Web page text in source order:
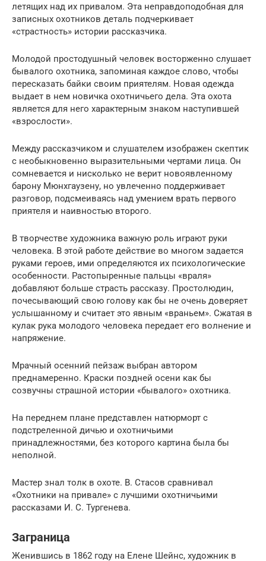
летящих над их привалом. Эта неправдоподобная для
записных охотников деталь подчеркивает
«страстность» истории рассказчика.
Молодой простодушный человек восторженно слушает
бывалого охотника, запоминая каждое слово, чтобы
пересказать байки своим приятелям. Новая одежда
выдает в нем новичка охотничьего дела. Эта охота
является для него характерным знаком наступившей
«взрослости».
Между рассказчиком и слушателем изображен скептик
с необыкновенно выразительными чертами лица. Он
сомневается и нисколько не верит новоявленному
барону Мюнхгаузену, но увлеченно поддерживает
разговор, подсмеиваясь над умением врать первого
приятеля и наивностью второго.
В творчестве художника важную роль играют руки
человека. В этой работе действие во многом задается
руками героев, ими определяются их психологические
особенности. Растопыренные пальцы «враля»
добавляют больше страсть рассказу. Простолюдин,
почесывающий свою голову как бы не очень доверяет
услышанному и считает это явным «враньем». Сжатая в
кулак рука молодого человека передает его волнение и
напряжение.
Мрачный осенний пейзаж выбран автором
преднамеренно. Краски поздней осени как бы
созвучны страшной истории «бывалого» охотника.
На переднем плане представлен натюрморт с
подстреленной дичью и охотничьими
принадлежностями, без которого картина была бы
неполной.
Мастер знал толк в охоте. В. Стасов сравнивал
«Охотники на привале» с лучшими охотничьими
рассказами И. С. Тургенева.
Заграница
Женившись в 1862 году на Елене Шейнс, художник в